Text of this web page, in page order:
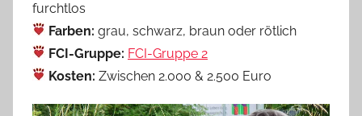
furchtlos
Farben: grau, schwarz, braun oder rötlich
FCI-Gruppe: FCI-Gruppe 2
Kosten: Zwischen 2.000 & 2.500 Euro